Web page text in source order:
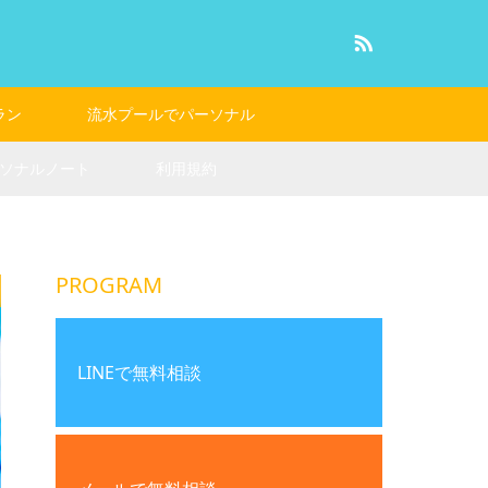
ン 流水プールでパーソナル
PROGRAM
LINEで無料相談